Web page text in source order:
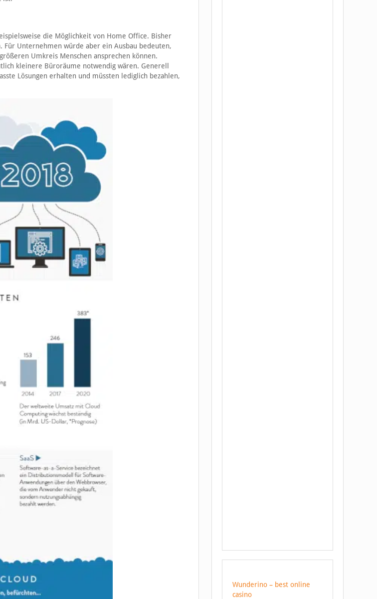
die Möglichkeit von Home Office. Bisher
Unternehmen würde aber ein Ausbau bedeuten,
Umkreis Menschen ansprechen können.
kleinere Büroräume notwendig wären. Generell
Lösungen erhalten und müssten lediglich bezahlen,
Wunderino – best online
casino